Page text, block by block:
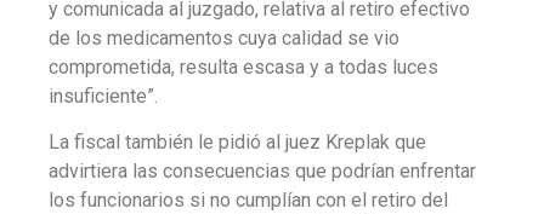
y comunicada al juzgado, relativa al retiro efectivo
de los medicamentos cuya calidad se vio
comprometida, resulta escasa y a todas luces
insuficiente”.
La fiscal también le pidió al juez Kreplak que
advirtiera las consecuencias que podrían enfrentar
los funcionarios si no cumplían con el retiro del